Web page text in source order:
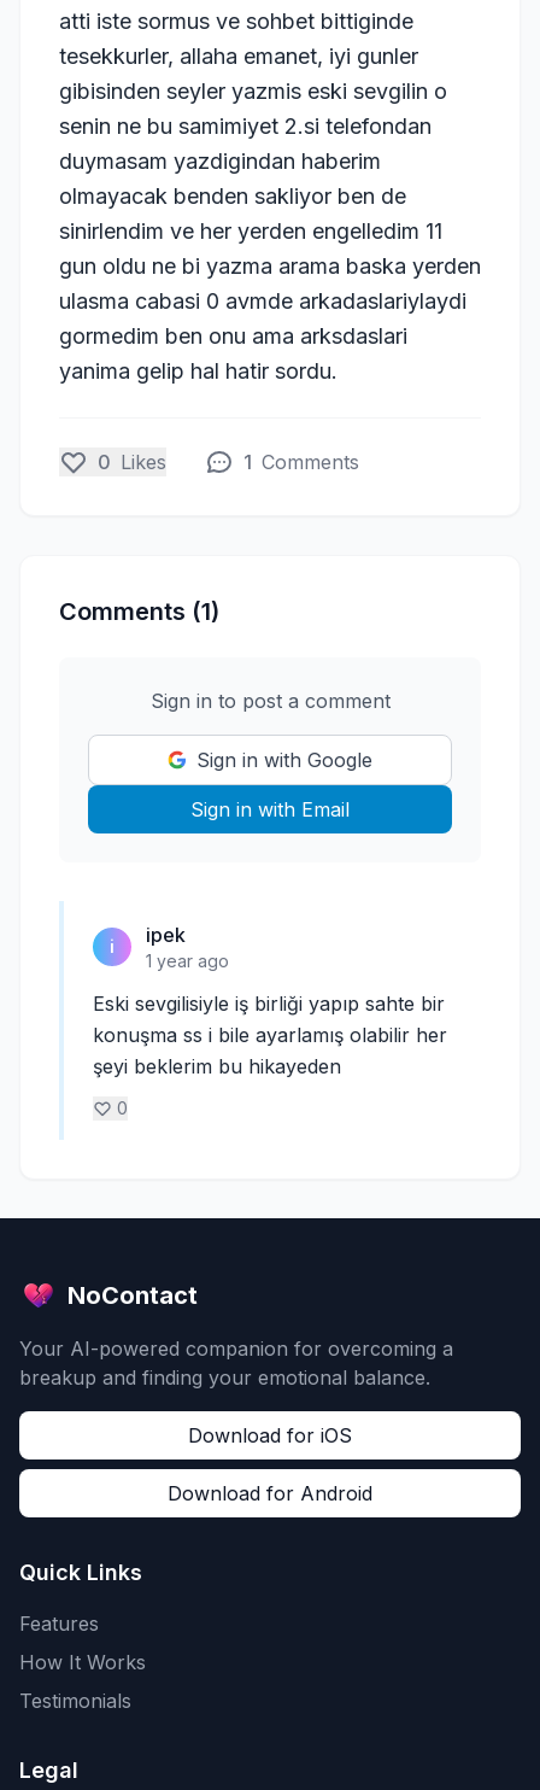
atti iste sormus ve sohbet bittiginde
tesekkurler, allaha emanet, iyi gunler
gibisinden seyler yazmis eski sevgilin o
senin ne bu samimiyet 2.si telefondan
duymasam yazdigindan haberim
olmayacak benden sakliyor ben de
sinirlendim ve her yerden engelledim 11
gun oldu ne bi yazma arama baska yerden
ulasma cabasi 0 avmde arkadaslariylaydi
gormedim ben onu ama arksdaslari
yanima gelip hal hatir sordu.
0 Likes 1 Comments
Comments (1)
Sign in to post a comment
Sign in with Google
Sign in with Email
i ipek
1 year ago
Eski sevgilisiyle iş birliği yapıp sahte bir
konuşma ss i bile ayarlamış olabilir her
şeyi beklerim bu hikayeden
0
NoContact
Your AI-powered companion for overcoming a
breakup and finding your emotional balance.
Download for iOS
Download for Android
Quick Links
Features
How It Works
Testimonials
Legal